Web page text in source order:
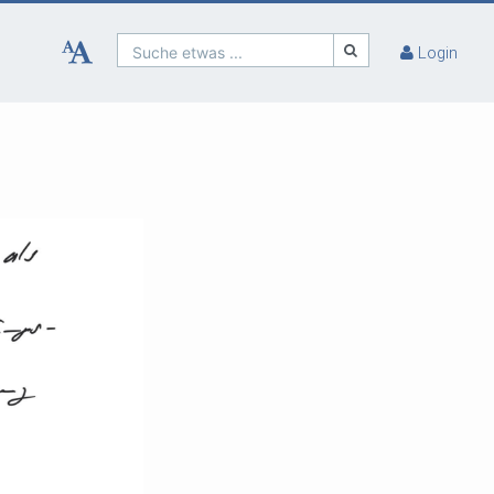
Suche etwas ... Login